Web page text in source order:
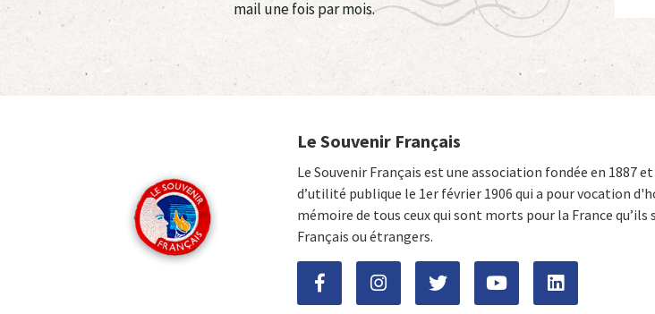
mail une fois par mois.
Le Souvenir Français
Le Souvenir Français est une association fondée en 1887
d’utilité publique le 1er février 1906 qui a pour vocation
mémoire de tous ceux qui sont morts pour la France qu’ils
Français ou étrangers.